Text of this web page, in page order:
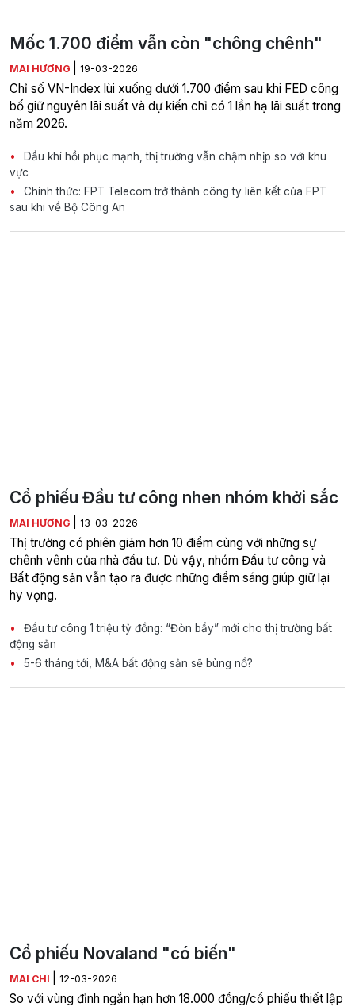
Mốc 1.700 điểm vẫn còn "chông chênh"
MAI HƯƠNG 19-03-2026
Chỉ số VN-Index lùi xuống dưới 1.700 điểm sau khi FED công
bố giữ nguyên lãi suất và dự kiến chỉ có 1 lần hạ lãi suất trong
năm 2026.
Dầu khí hồi phục mạnh, thị trường vẫn chậm nhịp so với khu
vực
Chính thức: FPT Telecom trở thành công ty liên kết của FPT
sau khi về Bộ Công An
Cổ phiếu Đầu tư công nhen nhóm khởi sắc
MAI HƯƠNG 13-03-2026
Thị trường có phiên giảm hơn 10 điểm cùng với những sự
chênh vênh của nhà đầu tư. Dù vậy, nhóm Đầu tư công và
Bất động sản vẫn tạo ra được những điểm sáng giúp giữ lại
hy vọng.
Đầu tư công 1 triệu tỷ đồng: “Đòn bẩy” mới cho thị trường bất
động sản
5-6 tháng tới, M&A bất động sản sẽ bùng nổ?
Cổ phiếu Novaland "có biến"
MAI CHI 12-03-2026
So với vùng đỉnh ngắn hạn hơn 18.000 đồng/cổ phiếu thiết lập